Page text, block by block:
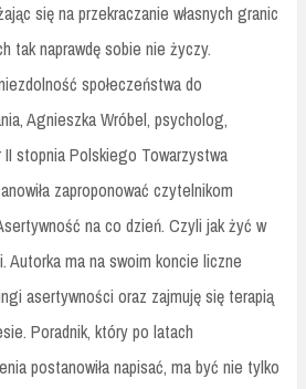
się na przekraczanie własnych granic
tak naprawdę sobie nie życzy.
społeczeństwa do
Agnieszka Wróbel, psycholog,
stopnia Polskiego Towarzystwa
zaproponować czytelnikom
na co dzień. Czyli jak żyć w
Autorka ma na swoim koncie liczne
asertywności oraz zajmuję się terapią
Poradnik, który po latach
postanowiła napisać, ma być nie tylko